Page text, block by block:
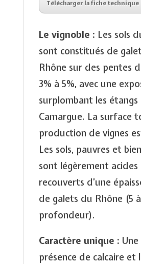
Télécharger la fiche technique
Le vignoble : Les sols
sont constitués de
Rhône sur des pentes
3% à 5%, avec une
surplombant les étangs
Camargue. La surface
production de vignes
Les sols, pauvres et
sont légèrement acides
recouverts d’une
de galets du Rhône (5
profondeur).
Caractère unique :
présence de calcaire et